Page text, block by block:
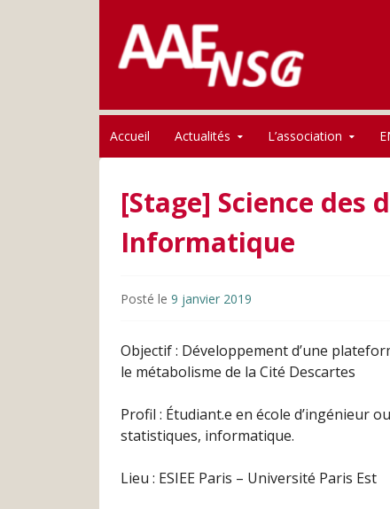
AAE-ENSG
Accueil Actualités L’association
[Stage] Science des
Informatique
Posté le 9 janvier 2019
Objectif : Développement d’une
le métabolisme de la Cité Descartes
Profil : Étudiant.e en école d’ingénieur
statistiques, informatique.
Lieu : ESIEE Paris – Université Paris Est